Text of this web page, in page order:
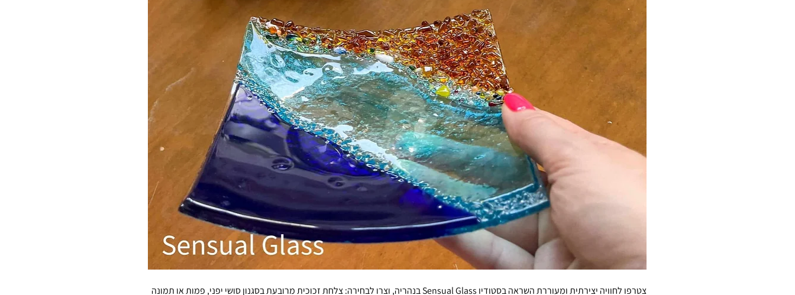
צטרפו לחוויה יצירתית ומעוררת השראה בסטודיו Sensual Glass בנהריה, וצרו לבחירה: צלחת זכוכית מרובעת בסגנון סושי יפני, פמות או תמונה